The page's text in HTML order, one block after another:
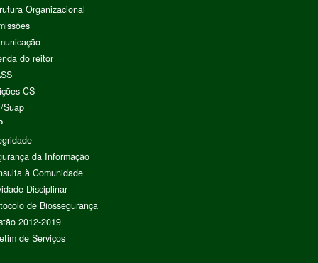
Organizacional
do reitor
CS
Suap
da Informação
à Comunidade
Disciplinar
de Biossegurança
2012-2019
de Serviços